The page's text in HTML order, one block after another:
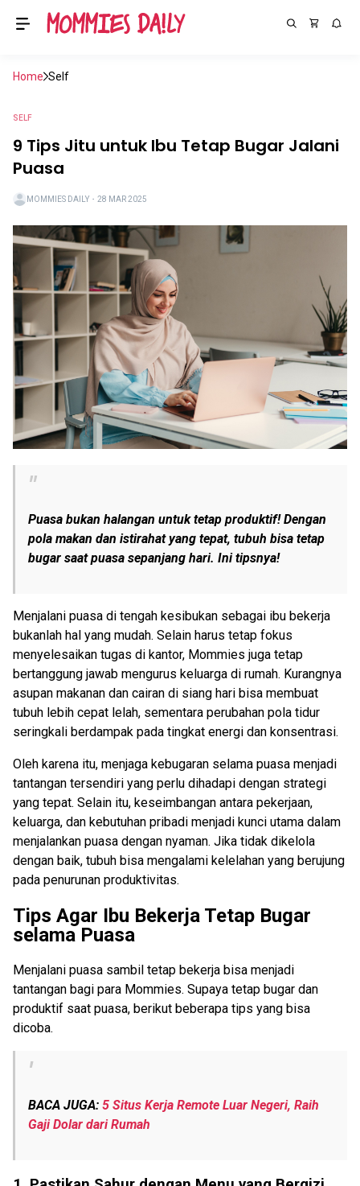
Home Self
SELF
9 Tips Jitu untuk Ibu Tetap Bugar Jalani
Puasa
MOMMIES DAILY ・ 28 MAR 2025
Puasa bukan halangan untuk tetap produktif! Dengan
pola makan dan istirahat yang tepat, tubuh bisa tetap
bugar saat puasa sepanjang hari. Ini tipsnya!
Menjalani puasa di tengah kesibukan sebagai ibu bekerja
bukanlah hal yang mudah. Selain harus tetap fokus
menyelesaikan tugas di kantor, Mommies juga tetap
bertanggung jawab mengurus keluarga di rumah. Kurangnya
asupan makanan dan cairan di siang hari bisa membuat
tubuh lebih cepat lelah, sementara perubahan pola tidur
seringkali berdampak pada tingkat energi dan konsentrasi.
Oleh karena itu, menjaga kebugaran selama puasa menjadi
tantangan tersendiri yang perlu dihadapi dengan strategi
yang tepat. Selain itu, keseimbangan antara pekerjaan,
keluarga, dan kebutuhan pribadi menjadi kunci utama dalam
menjalankan puasa dengan nyaman. Jika tidak dikelola
dengan baik, tubuh bisa mengalami kelelahan yang berujung
pada penurunan produktivitas.
Tips Agar Ibu Bekerja Tetap Bugar
selama Puasa
Menjalani puasa sambil tetap bekerja bisa menjadi
tantangan bagi para Mommies. Supaya tetap bugar dan
produktif saat puasa, berikut beberapa tips yang bisa
dicoba.
BACA JUGA: 5 Situs Kerja Remote Luar Negeri, Raih
Gaji Dolar dari Rumah